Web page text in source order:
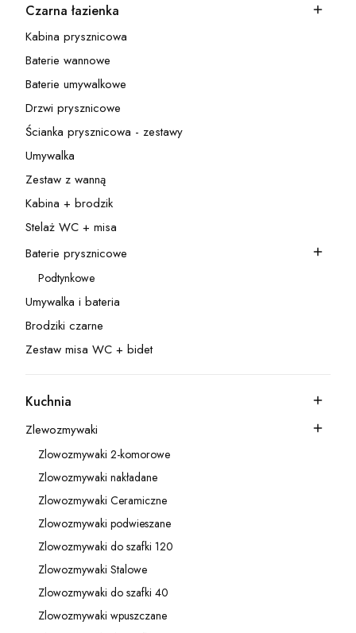
Kategoria - Czarna łazienka
Czarna łazienka
Kategoria - Kabina prysznicowa
Kabina prysznicowa
Kategoria - Baterie wannowe
Baterie wannowe
Kategoria - Baterie umywalkowe
Baterie umywalkowe
Kategoria - Drzwi prysznicowe
Drzwi prysznicowe
Kategoria - Ścianka prysznicowa - zestawy
Ścianka prysznicowa - zestawy
Kategoria - Umywalka
Umywalka
Kategoria - Zestaw z wanną
Zestaw z wanną
Kategoria - Kabina + brodzik
Kabina + brodzik
Kategoria - Stelaż WC + misa
Stelaż WC + misa
Kategoria - Baterie prysznicowe
Baterie prysznicowe
Kategoria - Podtynkowe
Podtynkowe
Kategoria - Umywalka i bateria
Umywalka i bateria
Kategoria - Brodziki czarne
Brodziki czarne
Kategoria - Zestaw misa WC + bidet
Zestaw misa WC + bidet
Kategoria - Kuchnia
Kuchnia
Kategoria - Zlewozmywaki
Zlewozmywaki
Kategoria - Zlowozmywaki 2-komorowe
Zlowozmywaki 2-komorowe
Kategoria - Zlowozmywaki nakładane
Zlowozmywaki nakładane
Kategoria - Zlowozmywaki Ceramiczne
Zlowozmywaki Ceramiczne
Kategoria - Zlowozmywaki podwieszane
Zlowozmywaki podwieszane
Kategoria - Zlowozmywaki do szafki 120
Zlowozmywaki do szafki 120
Kategoria - Zlowozmywaki Stalowe
Zlowozmywaki Stalowe
Kategoria - Zlowozmywaki do szafki 40
Zlowozmywaki do szafki 40
Kategoria - Zlowozmywaki wpuszczane
Zlowozmywaki wpuszczane